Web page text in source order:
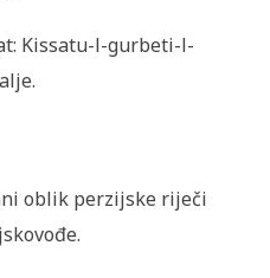
Kissatu-l-gurbeti-l-
oblik perzijske riječi